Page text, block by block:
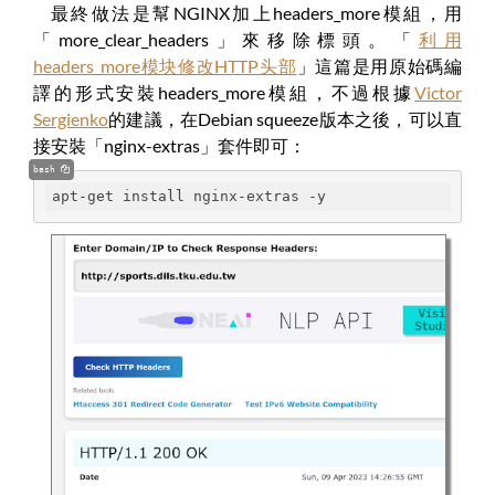
最終做法是幫NGINX加上headers_more模組，用
「more_clear_headers」來移除標頭。「利用
headers_more模块修改HTTP头部 」這篇是用原始碼編
譯的形式安裝headers_more模組，不過根據 Victor
Sergienko的建議，在Debian squeeze版本之後，可以直
接安裝「nginx-extras」套件即可：
bash
apt-get install nginx-extras -y